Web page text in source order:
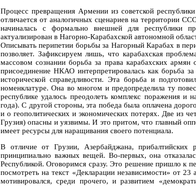
Процесс превращения Армении из советской
отличается от аналогичных сценариев на территории
начиналась с формально внешней для республики
актуализирован в Нагорно-Карабахской автономной
Описывать перипетии борьбы за Нагорный Карабах в
позволяет. Зафиксируем лишь, что карабахская
массовом сознании борьба за права карабахских
присоединение НКАО интерпретировалась как борьба
исторической справедливости. Эта борьба и
номенклатуре. Она во многом и предопределила ту
республике удалось преодолеть комплекс поражения и
года). С другой стороны, эта победа была оплачена
и о геополитических и экономических потерях. Две из
Грузия) опасны и уязвимы. И это притом, что главный
имеет ресурсы для наращивания своего потенциала.
В отличие от Грузии, Азербайджана, прибалтийских
принципиально важных вещей. Во-первых, она
Республикой. Оговоримся сразу. Это решение пришло к
посмотреть на текст «Декларации независимости» от
мотивировался, среди прочего, и развитием